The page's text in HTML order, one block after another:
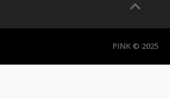
PINK © 2025